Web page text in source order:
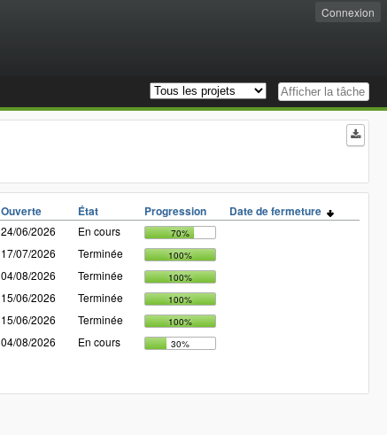
Connexion
Ouverte État Progression Date de fermeture
24/06/2026 En cours 70%
17/07/2026 Terminée 100%
04/08/2026 Terminée 100%
15/06/2026 Terminée 100%
15/06/2026 Terminée 100%
04/08/2026 En cours 30%